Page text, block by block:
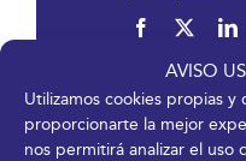
AVISO
Utilizamos cookies propias
proporcionarte la mejor
nos permitirá analizar el
Facebook
Artículos relacionados